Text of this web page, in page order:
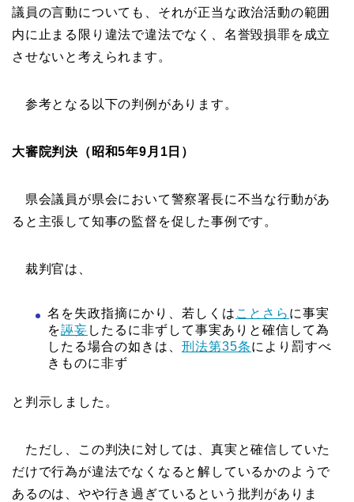
議員の言動についても、それが正当な政治活動の範囲
内に止まる限り違法で違法でなく、名誉毀損罪を成立
させないと考えられます。
参考となる以下の判例があります。
大審院判決（昭和5年9月1日）
県会議員が県会において警察署長に不当な行動があ
ると主張して知事の監督を促した事例です。
裁判官は、
名を失政指摘にかり、若しくは ことさら に事実
を誣妄 したるに非ずして事実ありと確信して為
したる場合の如きは、 刑法第35条により罰すべ
きものに非ず
と判示しました。
ただし、この判決に対しては、真実と確信していた
だけで行為が違法でなくなると解しているかのようで
あるのは、やや行き過ぎているという批判がありま